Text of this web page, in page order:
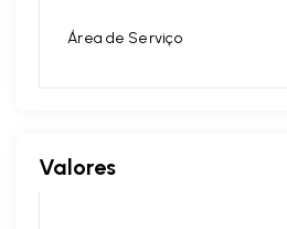
Área de Serviço
Valores